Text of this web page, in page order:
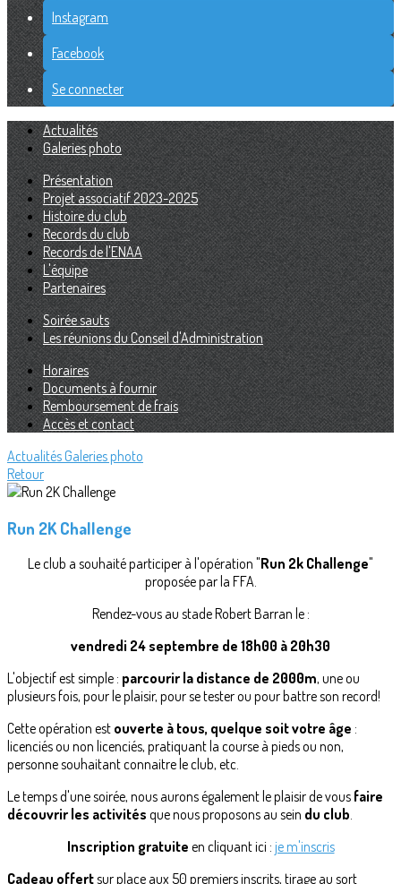
Instagram
Facebook
Se connecter
Actualités
Galeries photo
Présentation
Projet associatif 2023-2025
Histoire du club
Records du club
Records de l'ENAA
L'équipe
Partenaires
Soirée sauts
Les réunions du Conseil d'Administration
Horaires
Documents à fournir
Remboursement de frais
Accès et contact
Actualités Galeries photo
Retour
Run 2K Challenge
Le club a souhaité participer à l'opération "Run 2k Challenge"
proposée par la FFA.
Rendez-vous au stade Robert Barran le :
vendredi 24 septembre de 18h00 à 20h30
L'objectif est simple : parcourir la distance de 2000m, une ou
plusieurs fois, pour le plaisir, pour se tester ou pour battre son record!
Cette opération est ouverte à tous, quelque soit votre âge :
licenciés ou non licenciés, pratiquant la course à pieds ou non,
personne souhaitant connaitre le club, etc.
Le temps d'une soirée, nous aurons également le plaisir de vous faire
découvrir les activités que nous proposons au sein du club.
Inscription gratuite en cliquant ici : je m'inscris
Cadeau offertsur place aux 50 premiers inscrits, tirage au sort